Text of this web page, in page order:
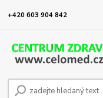
+420 603 904 842